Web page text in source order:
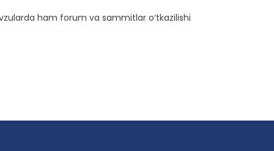
ham forum va sammitlar o‘tkazilishi